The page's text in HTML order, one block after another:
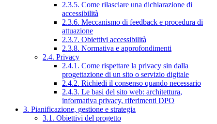
2.3.5. Come rilasciare una dichiarazione di
accessibilità
2.3.6. Meccanismo di feedback e procedura di
attuazione
2.3.7. Obiettivi accessibilità
2.3.8. Normativa e approfondimenti
2.4. Privacy
2.4.1. Come rispettare la privacy sin dalla
progettazione di un sito o servizio digitale
2.4.2. Richiedi il consenso quando necessario
2.4.3. Le basi del sito web: architettura,
informativa privacy, riferimenti DPO
3. Pianificazione, gestione e strategia
3.1. Obiettivi del progetto